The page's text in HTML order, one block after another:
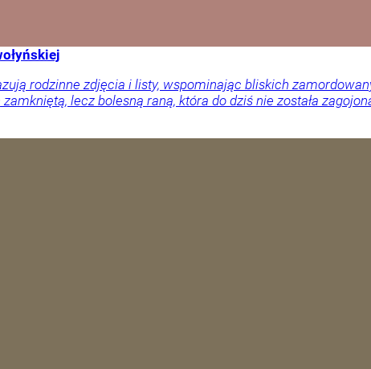
rodzinne zdjęcia i listy, wspominając bliskich
lecz bolesną raną, która do dziś nie została